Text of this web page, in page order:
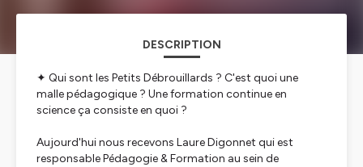
DESCRIPTION
✦ Qui sont les Petits Débrouillards ? C'est quoi une
malle pédagogique ? Une formation continue en
science ça consiste en quoi ?
Aujourd'hui nous recevons Laure Digonnet qui est
responsable Pédagogie & Formation au sein de